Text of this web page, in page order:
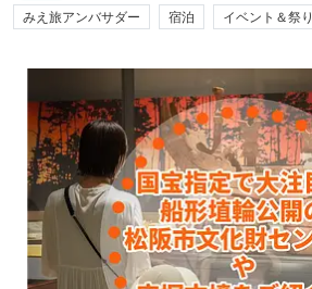
みえ旅アンバサダー
宿泊 イベント＆祭り